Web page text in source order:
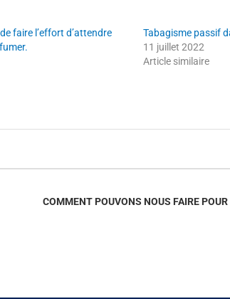
faire l’effort d’attendre
Tabagisme passif
11 juillet 2022
Article similaire
COMMENT POUVONS NOUS FAIRE